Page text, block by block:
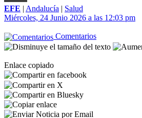
EFE | Andalucía | Salud
Miércoles, 24 Junio 2026 a las 12:03 pm
Comentarios
Enlace copiado